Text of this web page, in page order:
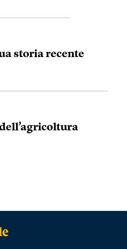
storia recente